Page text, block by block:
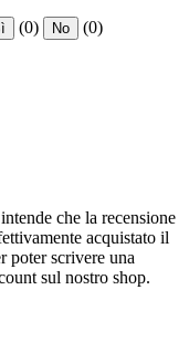
(0) No (0)
che la recensione
acquistato il
poter scrivere una
sul nostro shop.